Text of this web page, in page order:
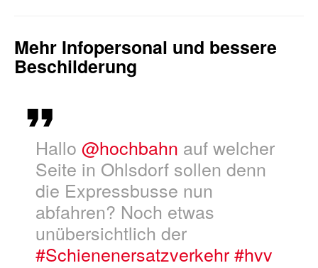
Mehr Infopersonal und bessere
Beschilderung
Hallo @hochbahn auf welcher
Seite in Ohlsdorf sollen denn
die Expressbusse nun
abfahren? Noch etwas
unübersichtlich der
#Schienenersatzverkehr#hvv